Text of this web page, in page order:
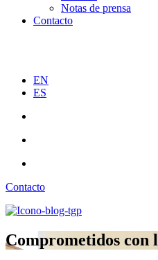
Notas de prensa
Contacto
EN
ES
Contacto
Comprometidos con